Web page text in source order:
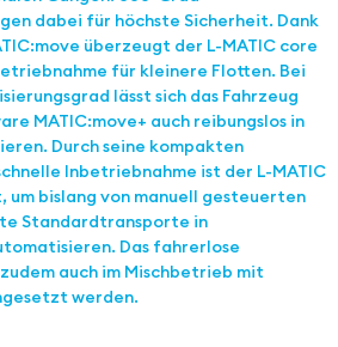
dabei für höchste Sicherheit. Dank
überzeugt der L-MATIC core
für kleinere Flotten. Bei
lässt sich das Fahrzeug
MATIC:move+ auch reibungslos in
Durch seine kompakten
Inbetriebnahme ist der L-MATIC
bislang von manuell gesteuerten
Standardtransporte in
Das fahrerlose
auch im Mischbetrieb mit
werden.